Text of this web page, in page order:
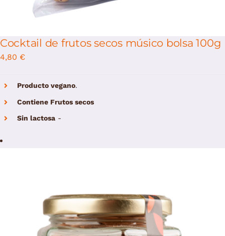
Cocktail de frutos secos músico bolsa 100g
4,80 €
Producto vegano.
Contiene Frutos secos
Sin lactosa-